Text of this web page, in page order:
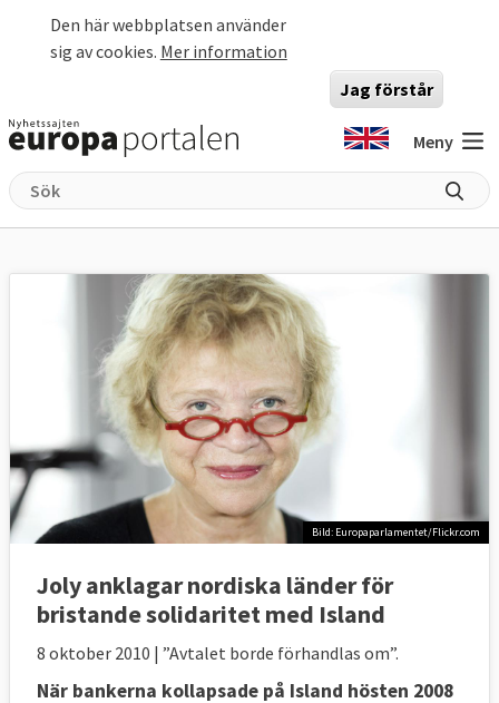
Den här webbplatsen använder
sig av cookies. Mer information
Jag förstår
Meny
Bild: Europaparlamentet/Flickr.com
Joly anklagar nordiska länder för
bristande solidaritet med Island
8 oktober 2010 | ”Avtalet borde förhandlas om”.
När bankerna kollapsade på Island hösten 2008